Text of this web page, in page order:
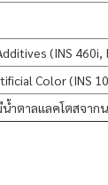
(INS 460i,
Color (INS
ำตาลแลคโตสจา